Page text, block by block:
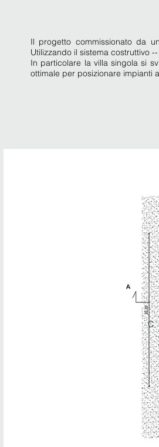
Il progetto commissionato da
Utilizzando il sistema costruttivo
In particolare la villa singola si
ottimale per posizionare impianti